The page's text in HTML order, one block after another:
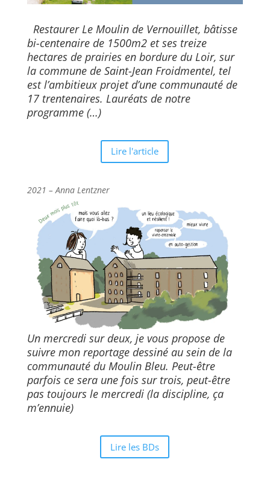
Restaurer Le Moulin de Vernouillet, bâtisse
bi-centenaire de 1500m2 et ses treize
hectares de prairies en bordure du Loir, sur
la commune de Saint-Jean Froidmentel, tel
est l’ambitieux projet d’une communauté de
17 trentenaires. Lauréats de notre
programme (…)
Lire l'article
2021 –Anna Lentzner
Un mercredi sur deux, je vous propose de
suivre mon reportage dessiné au sein de la
communauté du Moulin Bleu. Peut-être
parfois ce sera une fois sur trois, peut-être
pas toujours le mercredi (la discipline, ça
m’ennuie)
Lire les BDs